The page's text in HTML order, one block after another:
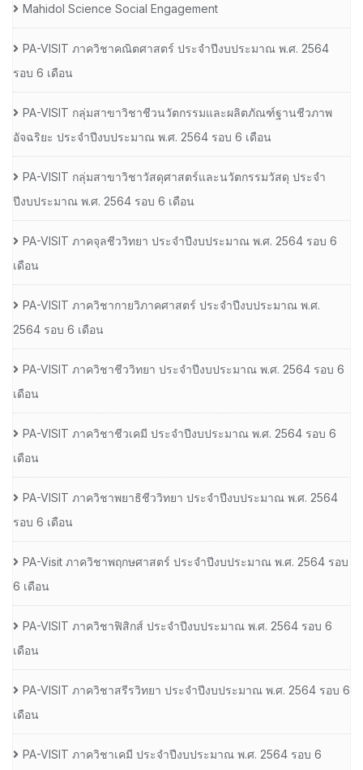
Mahidol Science Social Engagement
PA-VISIT ภาควิชาคณิตศาสตร์ ประจำปีงบประมาณ พ.ศ. 2564
รอบ 6 เดือน
PA-VISIT กลุ่มสาขาวิชาชีวนวัตกรรมและผลิตภัณฑ์ฐานชีวภาพ
อัจฉริยะ ประจำปีงบประมาณ พ.ศ. 2564 รอบ 6 เดือน
PA-VISIT กลุ่มสาขาวิชาวัสดุศาสตร์และนวัตกรรมวัสดุ ประจำ
ปีงบประมาณ พ.ศ. 2564 รอบ 6 เดือน
PA-VISIT ภาคจุลชีววิทยา ประจำปีงบประมาณ พ.ศ. 2564 รอบ 6
เดือน
PA-VISIT ภาควิชากายวิภาคศาสตร์ ประจำปีงบประมาณ พ.ศ.
2564 รอบ 6 เดือน
PA-VISIT ภาควิชาชีววิทยา ประจำปีงบประมาณ พ.ศ. 2564 รอบ 6
เดือน
PA-VISIT ภาควิชาชีวเคมี ประจำปีงบประมาณ พ.ศ. 2564 รอบ 6
เดือน
PA-VISIT ภาควิชาพยาธิชีววิทยา ประจำปีงบประมาณ พ.ศ. 2564
รอบ 6 เดือน
PA-Visit ภาควิชาพฤกษศาสตร์ ประจำปีงบประมาณ พ.ศ. 2564 รอบ
6 เดือน
PA-VISIT ภาควิชาฟิสิกส์ ประจำปีงบประมาณ พ.ศ. 2564 รอบ 6
เดือน
PA-VISIT ภาควิชาสรีรวิทยา ประจำปีงบประมาณ พ.ศ. 2564 รอบ 6
เดือน
PA-VISIT ภาควิชาเคมี ประจำปีงบประมาณ พ.ศ. 2564 รอบ 6